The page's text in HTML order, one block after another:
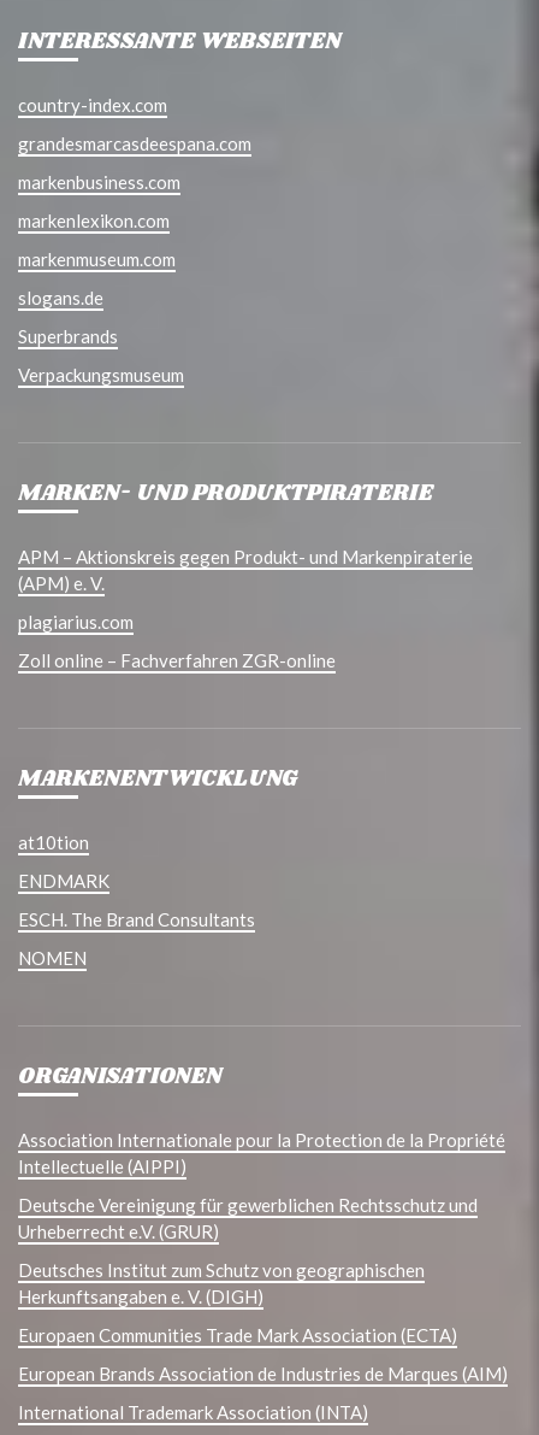
INTERESSANTE WEBSEITEN
country-index.com
grandesmarcasdeespana.com
markenbusiness.com
markenlexikon.com
markenmuseum.com
slogans.de
Superbrands
Verpackungsmuseum
MARKEN- UND PRODUKTPIRATERIE
APM – Aktionskreis gegen Produkt- und Markenpiraterie
(APM) e. V.
plagiarius.com
Zoll online – Fachverfahren ZGR-online
MARKENENTWICKLUNG
at10tion
ENDMARK
ESCH. The Brand Consultants
NOMEN
ORGANISATIONEN
Association Internationale pour la Protection de la Propriété
Intellectuelle (AIPPI)
Deutsche Vereinigung für gewerblichen Rechtsschutz und
Urheberrecht e.V. (GRUR)
Deutsches Institut zum Schutz von geographischen
Herkunftsangaben e. V. (DIGH)
Europaen Communities Trade Mark Association (ECTA)
European Brands Association de Industries de Marques (AIM)
International Trademark Association (INTA)